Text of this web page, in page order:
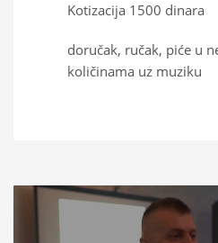
Kotizacija 1500 dinara
doručak, ručak, piće u
količinama uz muziku